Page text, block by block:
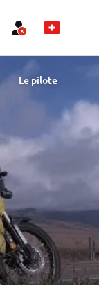
Le pilote